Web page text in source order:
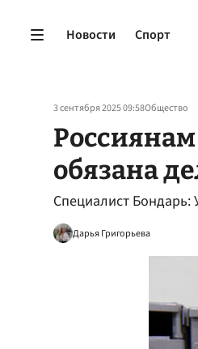
Новости Спорт
3 сентября 2025 09:58Общество
обязана
Специалист
Дарья Григорьева